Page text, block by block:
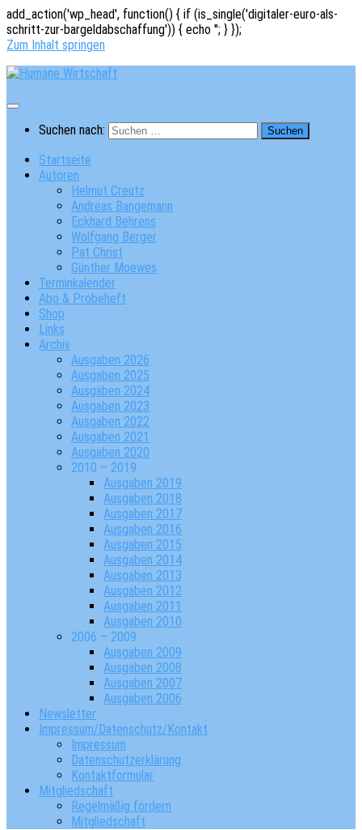
add_action('wp_head', function() { if (is_single('digitaler-euro-als-
schritt-zur-bargeldabschaffung')) { echo ''; } });
Zum Inhalt springen
Suchen nach:
Startseite
Autoren
Helmut Creutz
Andreas Bangemann
Eckhard Behrens
Wolfgang Berger
Pat Christ
Günther Moewes
Terminkalender
Abo & Probeheft
Shop
Links
Archiv
Ausgaben 2026
Ausgaben 2025
Ausgaben 2024
Ausgaben 2023
Ausgaben 2022
Ausgaben 2021
Ausgaben 2020
2010 – 2019
Ausgaben 2019
Ausgaben 2018
Ausgaben 2017
Ausgaben 2016
Ausgaben 2015
Ausgaben 2014
Ausgaben 2013
Ausgaben 2012
Ausgaben 2011
Ausgaben 2010
2006 – 2009
Ausgaben 2009
Ausgaben 2008
Ausgaben 2007
Ausgaben 2006
Newsletter
Impressum/Datenschutz/Kontakt
Impressum
Datenschutzerklärung
Kontaktformular
Mitgliedschaft
Regelmäßig fördern
Mitgliedschaft